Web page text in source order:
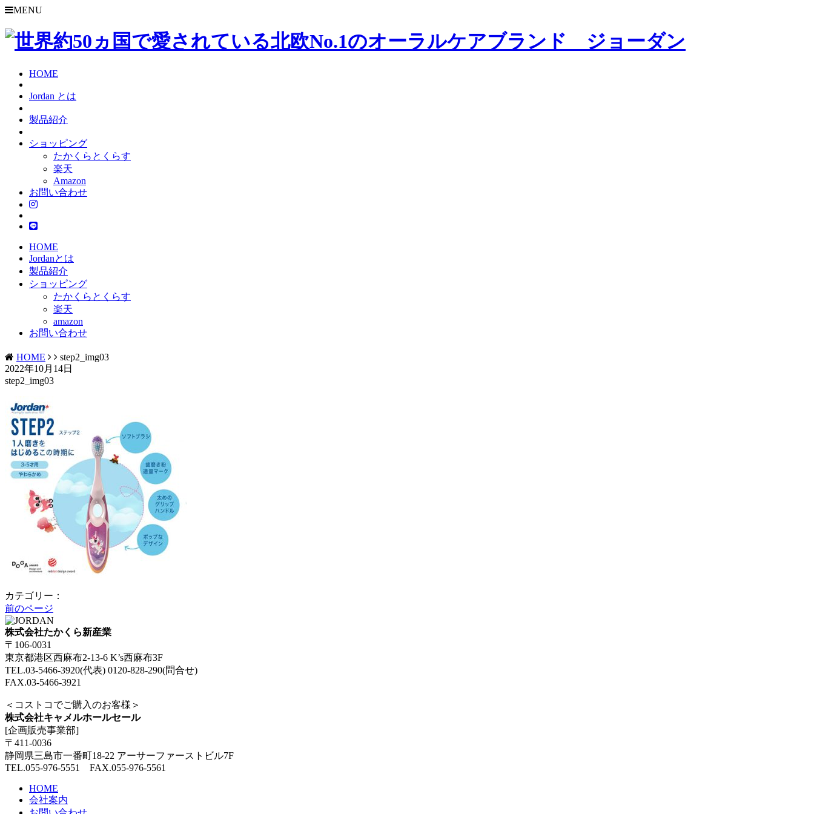
MENU
HOME
Jordan とは
製品紹介
ショッピング
たかくらとくらす
楽天
Amazon
お問い合わせ
HOME
Jordanとは
製品紹介
ショッピング
たかくらとくらす
楽天
amazon
お問い合わせ
HOME
step2_img03
2022年10月14日
step2_img03
カテゴリー：
前のページ
株式会社たかくら新産業
〒106-0031
東京都港区西麻布2-13-6 K’s西麻布3F
TEL.03-5466-3920(代表) 0120-828-290(問合せ)
FAX.03-5466-3921
＜コストコでご購入のお客様＞
株式会社キャメルホールセール
[企画販売事業部]
〒411-0036
静岡県三島市一番町18-22 アーサーファーストビル7F
TEL.055-976-5551 FAX.055-976-5561
HOME
会社案内